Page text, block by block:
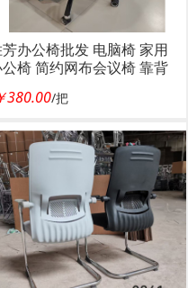
办公椅批发 电脑椅 家用
公椅 简约网布会议椅 靠背
椅 电脑椅 布艺办公椅 透气
380.00/把